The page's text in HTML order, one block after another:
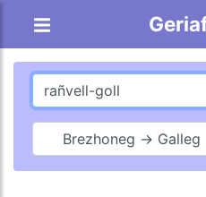
Brezhoneg → Galleg